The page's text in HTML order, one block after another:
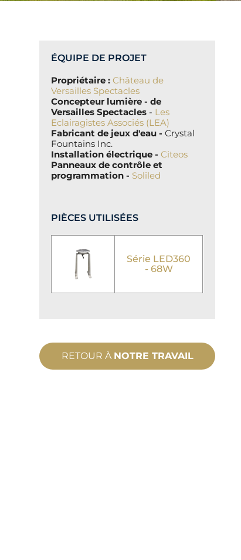
ÉQUIPE DE PROJET
Propriétaire : Château de
Versailles Spectacles
Concepteur lumière - de
Versailles Spectacles - Les
Eclairagistes Associés (LEA)
Fabricant de jeux d'eau -Crystal
Fountains Inc.
Installation électrique -Citeos
Panneaux de contrôle et
programmation - Soliled
PIÈCES UTILISÉES
Série LED360
- 68W
RETOUR À NOTRE TRAVAIL